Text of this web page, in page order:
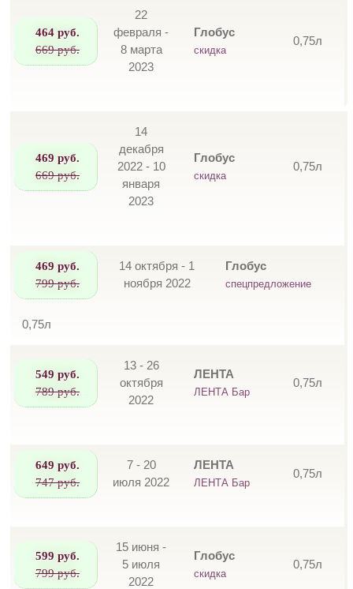
464 руб.
669 руб.
22
февраля -
8 марта
2023
Глобус
скидка
0,75л
469 руб.
669 руб.
14
декабря
2022 - 10
января
2023
Глобус
скидка
0,75л
469 руб.
799 руб.
14 октября - 1
ноября 2022
Глобус
спецпредложение
0,75л
549 руб.
789 руб.
13 - 26
октября
2022
ЛЕНТА
ЛЕНТА Бар
0,75л
649 руб.
747 руб.
7 - 20
июля 2022
ЛЕНТА
ЛЕНТА Бар
0,75л
599 руб.
799 руб.
15 июня -
5 июля
2022
Глобус
скидка
0,75л